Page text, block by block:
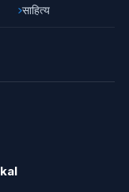
साहित्य